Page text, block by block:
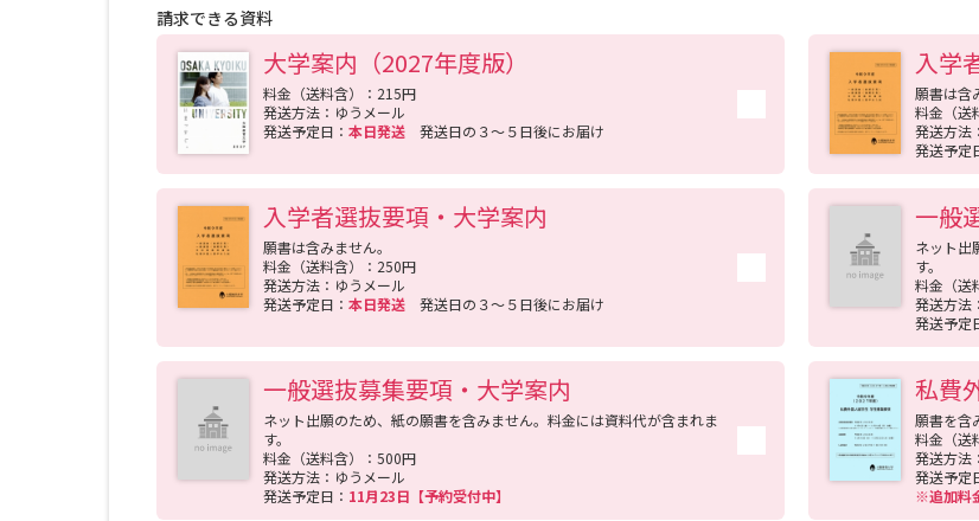
も非常に高い教員採用試験合格率を誇っています。 ◇教育協働学科は，高い専門性の学びとともに，教育大の
活かした学び，つまり，その専門性を活かして社会とどう繋がるのかを学ぶことができます。 ◇学部募集人
ると，3.4名です。少人数制によるきめ細かい指導ができています。 ≪どんな学生？≫ ◇学生は自分の夢の実
に，一人ではなく，仲間と共に努力しています。 ◇『人にまっすぐ』な本学学生の63％の学生がクラブ・サ
ます。高校時代と同様，充実した学生生活を送っています。これも学生一人ひとりの自己実現に結びついて
効に活用して，自分の適性や将来の夢を見定めながら，89％の学生がアルバイトをしています。また，夜
間，学校現場や学童保育，不登校の子ども達が居場所としているフリースクールなどでアルバイトやボラン
在学時代から様々な経験をしています。 ◇68％の学生が自宅から通学しています。また，柏原キャンパス内
男子60名，女子80名が入居しています。 ◇学部学生中，57％が女子です。 ≪就職は？≫ ◇経験豊富なキャリ
採用試験に向けた面接指導，場面指導や模擬授業対策など幅広いサポートをしています。専門のアドバイザ
職に関する様々な相談に応じています。エントリーシート添削，面接指導など，きめ細かなサポートをして
≫ ◇4年間の学費は私立大学文系平均を100とすると，59．5％になります（夜間5年コースでは36．3％）。ま
制度もあります。 ≪留学は？≫ ◇海外14カ国・地域に38校の海外協定校があり，留学も支援しています
情報が確定次第，随時本学ウェブページで公開します。また，昨年度の募集要項等も本学ウェブページ（入
入試情報）でご確認いただけます。 ≪大阪教育大学のことをもっと知りたい！相談したい！≫ ◇学部Web個
ますので，事前予約のうえ，お気軽にご参加ください。 ◆教員養成課程・教育協働学科を有し，様々な夢を
長できる教育大学，それが大阪教育大学です。
請求できる資料
大学案内（2027年度版）
料金（送料含）：215円
発送方法：ゆうメール
発送予定日： 本日発送 発送日の３～５日後にお届け
入学
願書は含
料金（送
発送方法
発送予定
入学者選抜要項・大学案内
願書は含みません。
料金（送料含）：250円
発送方法：ゆうメール
発送予定日： 本日発送 発送日の３～５日後にお届け
一般
ネット出
す。
料金（送
発送方法
発送予定
一般選抜募集要項・大学案内
ネット出願のため、紙の願書を含みません。料金には資料代が含まれま
す。
料金（送料含）：500円
発送方法：ゆうメール
発送予定日： 11月23日【予約受付中】
私費
願書を含
料金（送
発送方法
発送予定
※追加料